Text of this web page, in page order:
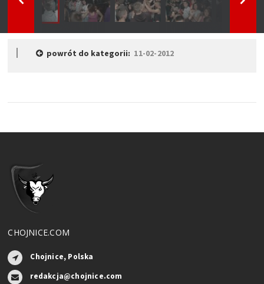
powrót do kategorii: 11-02-2012
CHOJNICE.COM
Chojnice, Polska
redakcja@chojnice.com